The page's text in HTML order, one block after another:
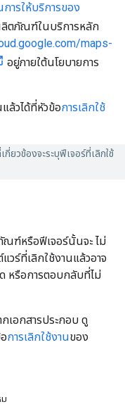
ารให้บริการของ
ลิตภัณฑ์ในบริการหลัก
maps-
อยู่ภายใต้นโยบายการ
ล้วได้ที่หัวข้อการเลิกใช้
ยวข้องจะระบุฟีเจอร์ที่เลิกใช้
ณฑ์หรือฟีเจอร์นั้นจะ ไม่
วร์ที่เลิกใช้งานแล้วอาจ
หรือการตอบกลับที่ไม่
เอกสารประกอบ ดู
การเลิกใช้งานของ